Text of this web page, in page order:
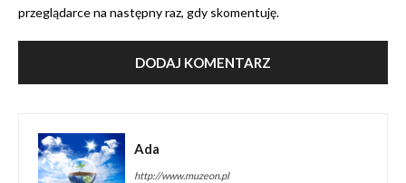
przeglądarce na następny raz, gdy skomentuję.
Ada
http://www.muzeon.pl